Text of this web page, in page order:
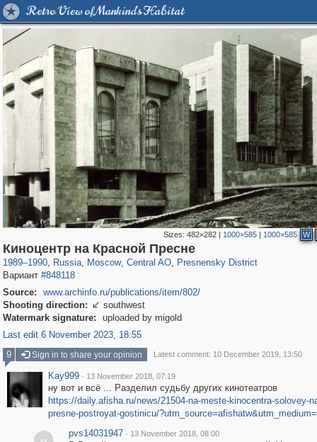
Retro View of Mankind's Habitat
Sizes: 482×282| 1000×585| 1000×585 W
Киноцентр на Красной Пресне
1989–1990, Russia
1,406,258 29,243
, Moscow
319,780 8,286
, Central AO
159,978 5,916
, Presnensky District
13,344
Вариант #848118
Source:
www.archinfo.ru/publications/item/802/
Shooting direction:  southwest
Watermark signature:
uploaded by migold
Last edit 6 November 2023, 18:55
9
Sign in to share your opinion Latest comment: 10 December 2019, 13:50
Kay999 · 13 November 2018, 07:19
ну вот и всё ... Разделил судьбу других кинотеатров
https://daily.afisha.ru/news/21504-na-meste-kinocentra-solovey-
presne-postroyat-gostinicu/
pvs14031947 · 13 November 2018, 08:00